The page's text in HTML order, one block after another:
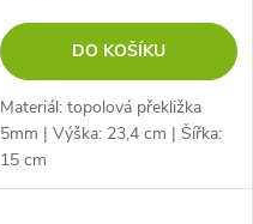
DO KOŠÍKU
Materiál: topolová překližka
5mm | Výška: 23,4 cm | Šířka:
15 cm